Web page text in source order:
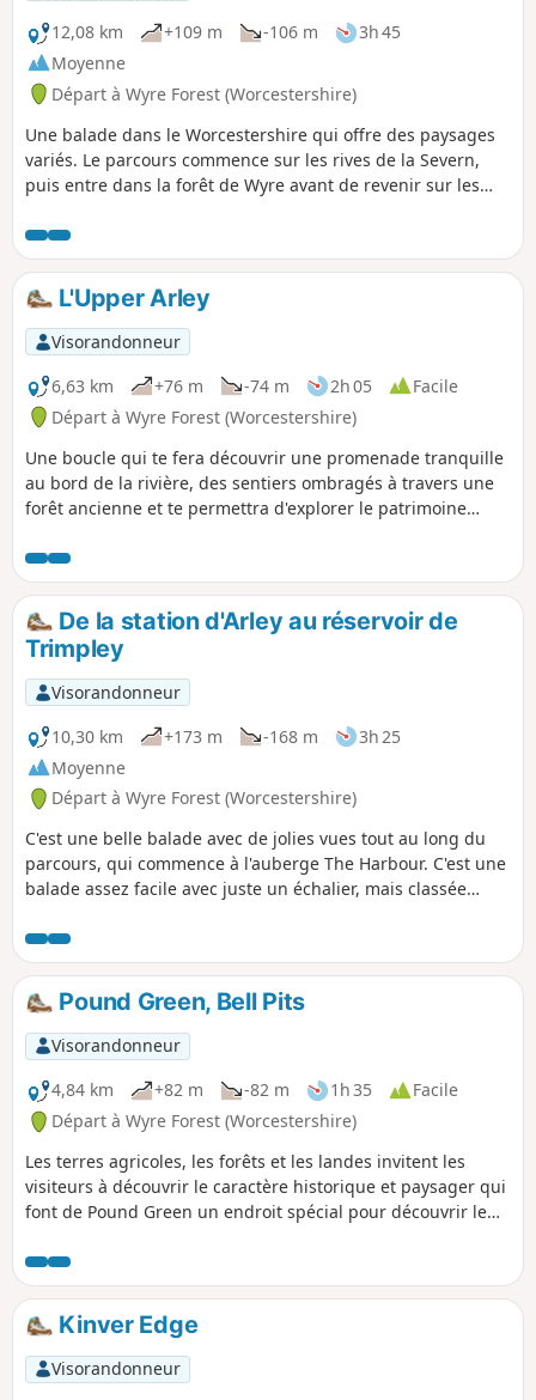
12,08 km
+109 m -106 m
3h 45
Moyenne
Départ à Wyre Forest (Worcestershire)
Une balade dans le Worcestershire qui offre des paysages
variés. Le parcours commence sur les rives de la Severn,
puis entre dans la forêt de Wyre avant de revenir sur les
départ. Cette balade dans la campagne du Worcestershire
offre une grande variété de paysages, de la forêt de Wyre
aux rives de la Severn.
L'Upper Arley
Visorandonneur
6,63 km
+76 m -74 m 2h 05
Facile
Départ à Wyre Forest (Worcestershire)
Une boucle qui te fera découvrir une promenade tranquille
au bord de la rivière, des sentiers ombragés à travers une
forêt ancienne et te permettra d'explorer le patrimoine
fer à vapeur de la vallée de la Severn.
De la station d'Arley au réservoir de
Trimpley
Visorandonneur
10,30 km
+173 m -168 m
3h 25
Moyenne
Départ à Wyre Forest (Worcestershire)
C'est une belle balade avec de jolies vues tout au long du
parcours, qui commence à l'auberge The Harbour. C'est une
balade assez facile avec juste un échalier, mais classée
raides. La balade fait environ 10 km dans la forêt de Wyre et
passe par la gare d'Arley, la forêt de Wyre, le pont Victoria,
la voie ferrée de la vallée de la Severn, puis traverse la
Severn par une passerelle et le réservoir de Trimpley.
Pound Green, Bell Pits
Visorandonneur
4,84 km
+82 m -82 m 1h 35
Facile
Départ à Wyre Forest (Worcestershire)
Les terres agricoles, les forêts et les landes invitent les
visiteurs à découvrir le caractère historique et paysager qui
font de Pound Green un endroit spécial pour découvrir le
Kinver Edge
Visorandonneur